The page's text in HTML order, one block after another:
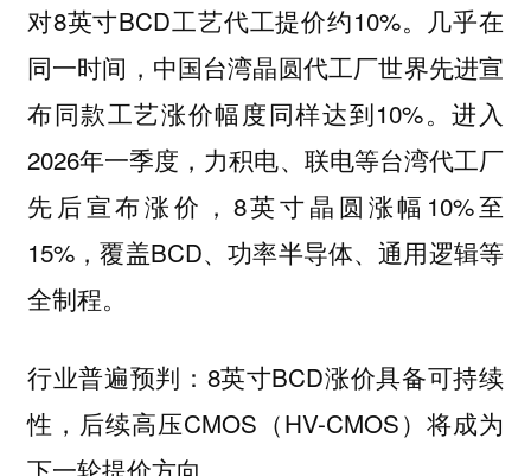
对8英寸BCD工艺代工提价约10%。几乎在
同一时间，中国台湾晶圆代工厂世界先进宣
布同款工艺涨价幅度同样达到10%。进入
2026年一季度，力积电、联电等台湾代工厂
先后宣布涨价，8英寸晶圆涨幅10%至
15%，覆盖BCD、功率半导体、通用逻辑等
全制程。
行业普遍预判：8英寸BCD涨价具备可持续
性，后续高压CMOS（HV-CMOS）将成为